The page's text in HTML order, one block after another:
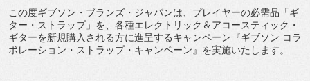
この度ギブソン・ブランズ・ジャパンは、プレイヤーの必需品「ギ
ター・ストラップ」を、各種エレクトリック＆ アコースティック・
ギターを新規購入される方に進呈するキャンペーン『ギブソン コラ
ボレーション・ストラップ・キャンペーン』 を実施いたします。